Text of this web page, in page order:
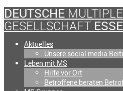
DEUTSCHE MULTIPLE
GESELLSCHAFT
Aktuelles
Unsere social media
Leben mit MS
Hilfe vor Ort
Betroffene beraten